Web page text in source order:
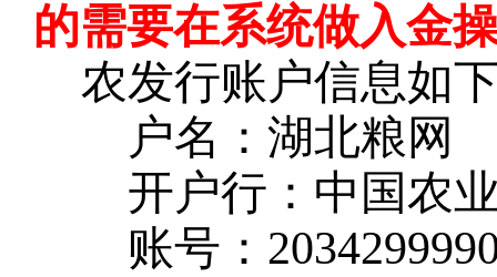
的需要在系统做入金
农发行账户信息如
户名：湖北粮网
开户行：中国农
账号：